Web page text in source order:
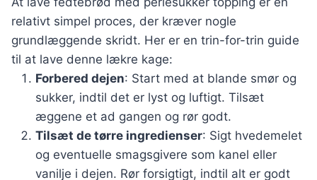
relativt simpel proces, der kræver nogle
grundlæggende skridt. Her er en trin-for-trin guide
til at lave denne lækre kage:
Forbered dejen: Start med at blande smør og
sukker, indtil det er lyst og luftigt. Tilsæt
æggene et ad gangen og rør godt.
Tilsæt de tørre ingredienser: Sigt hvedemelet
og eventuelle smagsgivere som kanel eller
vanilje i dejen. Rør forsigtigt, indtil alt er godt